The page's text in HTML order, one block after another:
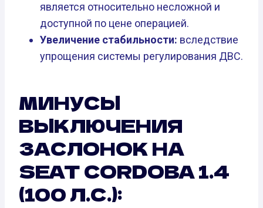
является относительно несложной и
доступной по цене операцией.
Увеличение стабильности: вследствие
упрощения системы регулирования ДВС.
МИНУСЫ
ВЫКЛЮЧЕНИЯ
ЗАСЛОНОК НА
SEAT CORDOBA 1.4
(100 Л.С.):